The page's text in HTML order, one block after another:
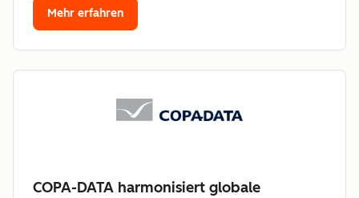
Mehr erfahren
COPA-DATA harmonisiert globale